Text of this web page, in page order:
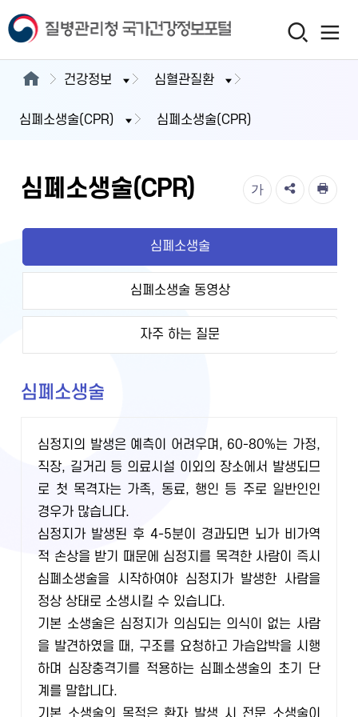
건강정보 심혈관질환
심폐소생술(CPR) 심폐소생술(CPR)
심폐소생술(CPR) 가
심폐소생술
심폐소생술 동영상
자주 하는 질문
심폐소생술
심정지의 발생은 예측이 어려우며, 60-80%는 가정,
직장, 길거리 등 의료시설 이외의 장소에서 발생되므
로 첫 목격자는 가족, 동료, 행인 등 주로 일반인인
경우가 많습니다.
심정지가 발생된 후 4-5분이 경과되면 뇌가 비가역
적 손상을 받기 때문에 심정지를 목격한 사람이 즉시
심폐소생술을 시작하여야 심정지가 발생한 사람을
정상 상태로 소생시킬 수 있습니다.
기본 소생술은 심정지가 의심되는 의식이 없는 사람
을 발견하였을 때, 구조를 요청하고 가슴압박을 시행
하며 심장충격기를 적용하는 심폐소생술의 초기 단
계를 말합니다.
기본 소생술의 목적은 환자 발생 시 전문 소생술이